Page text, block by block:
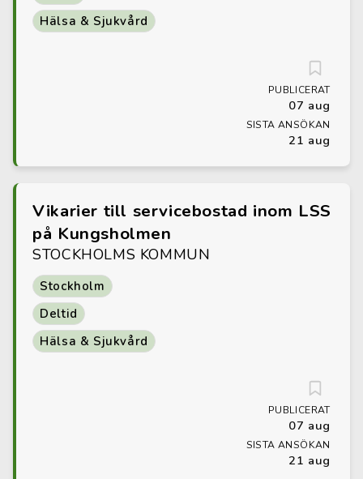
Hälsa & Sjukvård
PUBLICERAT
07 aug
SISTA ANSÖKAN
21 aug
Vikarier till servicebostad inom LSS
på Kungsholmen
STOCKHOLMS KOMMUN
Stockholm
Deltid
Hälsa & Sjukvård
PUBLICERAT
07 aug
SISTA ANSÖKAN
21 aug